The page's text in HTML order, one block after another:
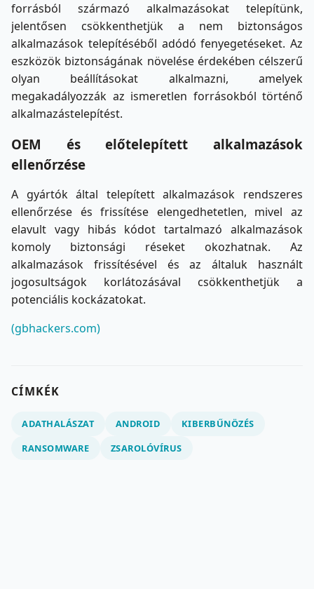
forrásból származó alkalmazásokat telepítünk,
jelentősen csökkenthetjük a nem biztonságos
alkalmazások telepítéséből adódó fenyegetéseket. Az
eszközök biztonságának növelése érdekében célszerű
olyan beállításokat alkalmazni, amelyek
megakadályozzák az ismeretlen forrásokból történő
alkalmazástelepítést.
OEM és előtelepített alkalmazások
ellenőrzése
A gyártók által telepített alkalmazások rendszeres
ellenőrzése és frissítése elengedhetetlen, mivel az
elavult vagy hibás kódot tartalmazó alkalmazások
komoly biztonsági réseket okozhatnak. Az
alkalmazások frissítésével és az általuk használt
jogosultságok korlátozásával csökkenthetjük a
potenciális kockázatokat.
(gbhackers.com)
CÍMKÉK
ADATHALÁSZAT ANDROID
KIBERBŰNÖZÉS
RANSOMWARE
ZSAROLÓVÍRUS